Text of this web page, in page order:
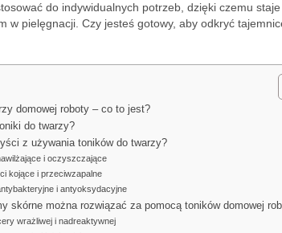
do indywidualnych potrzeb, dzięki czemu
w pielęgnacji. Czy jesteś gotowy, aby odkryć
domowej roboty – co to jest?
do twarzy?
z używania toników do twarzy?
i oczyszczające
kojące i przeciwzapalne
i antyoksydacyjne
skórne można rozwiązać za pomocą toników domowej
wrażliwej i nadreaktywnej